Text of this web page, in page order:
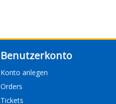
Benutzerkonto
Konto anlegen
Orders
Tickets